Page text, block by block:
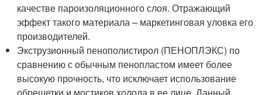
качестве пароизоляционного слоя. Отражающий
эффект такого материала – маркетинговая уловка его
производителей.
Экструзионный пенополистирол (ПЕНОПЛЭКС) по
сравнению с обычным пенопластом имеет более
высокую прочность, что исключает использование